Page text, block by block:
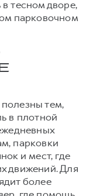
тесном дворе,
парковочном
тем,
в плотной
парковки
и мест, где
движений. Для
более